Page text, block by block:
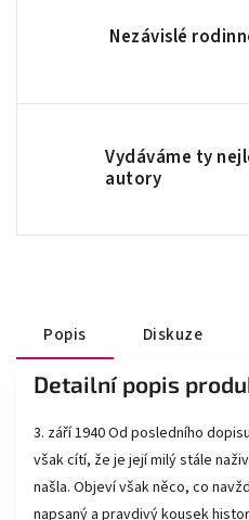
Nezávislé
Vydáváme ty
autory
Popis Diskuze
Detailní popis
3. září 1940 Od posledního
však cítí, že je její milý stále
našla. Objeví však něco, co
napsaný a pravdivý kousek